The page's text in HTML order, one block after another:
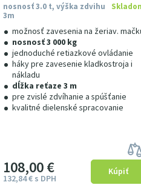
nosnosť 3.0 t, výška zdvihu
3m
možnosť zavesenia na žeriav.
nosnosť 3 000 kg
jednoduché retiazkové ovládanie
háky pre zavesenie kladkostroja i
nákladu
dĺžka reťaze 3 m
pre zvislé zdvíhanie a spúšťanie
kvalitné dielenské spracovanie
108 00€
132 84€ s DPH